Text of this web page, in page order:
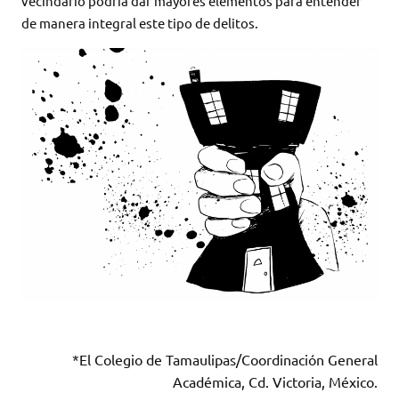
de manera integral este tipo de delitos.
*El Colegio de Tamaulipas/Coordinación General
Académica, Cd. Victoria, México.